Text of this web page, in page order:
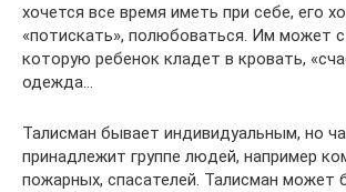
хочется все время иметь при себе, его
«потискать», полюбоваться. Им может
которую ребенок кладет в кровать,
одежда…
Талисман бывает индивидуальным, но
принадлежит группе людей, например
пожарных, спасателей. Талисман может